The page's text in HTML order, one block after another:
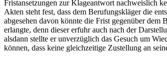
Fristansetzungen zur Klageantwort nachweislich
Akten steht fest, dass dem Berufungskläger die
abgesehen davon könnte die Frist gegenüber
erlangte, denn dieser erfuhr auch nach der
alsdann stellte er unverzüglich das Gesuch um
können, dass keine gleichzeitige Zustellung an